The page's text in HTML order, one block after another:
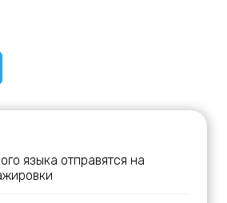
языка отправятся на